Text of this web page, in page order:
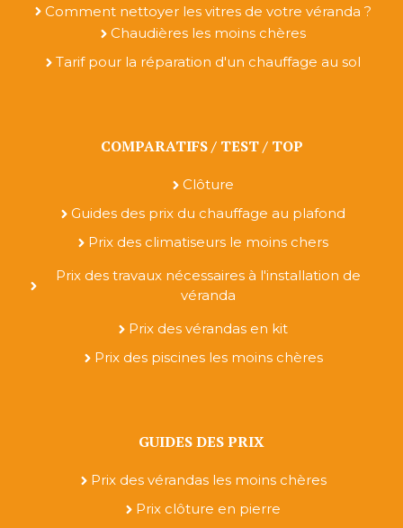
Comment nettoyer les vitres de votre véranda ?
Chaudières les moins chères
Tarif pour la réparation d'un chauffage au sol
COMPARATIFS / TEST / TOP
Clôture
Guides des prix du chauffage au plafond
Prix des climatiseurs le moins chers
Prix des travaux nécessaires à l'installation de
véranda
Prix des vérandas en kit
Prix des piscines les moins chères
GUIDES DES PRIX
Prix des vérandas les moins chères
Prix clôture en pierre